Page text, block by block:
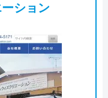
ション